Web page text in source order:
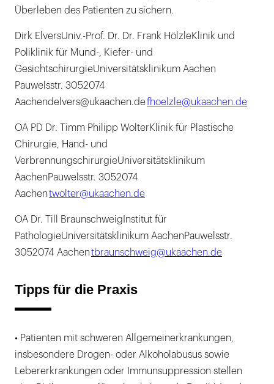
Überleben des Patienten zu sichern.
Dirk ElversUniv.-Prof. Dr. Dr. Frank HölzleKlinik und
Poliklinik für Mund-, Kiefer- und
GesichtschirurgieUniversitätsklinikum Aachen
Pauwelsstr. 3052074
Aachendelvers@ukaachen.defhoelzle@ukaachen.de
OA PD Dr. Timm Philipp WolterKlinik für Plastische
Chirurgie, Hand- und
VerbrennungschirurgieUniversitätsklinikum
AachenPauwelsstr. 3052074
Aachentwolter@ukaachen.de
OA Dr. Till BraunschweigInstitut für
PathologieUniversitätsklinikum AachenPauwelsstr.
3052074 Aachentbraunschweig@ukaachen.de
Tipps für die Praxis
• Patienten mit schweren Allgemeinerkrankungen,
insbesondere Drogen- oder Alkoholabusus sowie
Lebererkrankungen oder Immunsuppression stellen